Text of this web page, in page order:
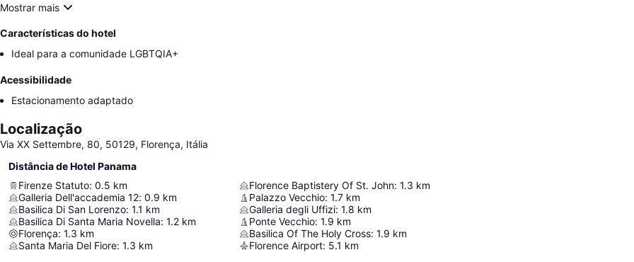
Mostrar mais
Características do hotel
Ideal para a comunidade LGBTQIA+
Acessibilidade
Estacionamento adaptado
Localização
Via XX Settembre, 80, 50129, Florença, Itália
Distância de Hotel Panama
Firenze Statuto: 0.5 km
Galleria Dell'accademia 12: 0.9 km
Basilica Di San Lorenzo: 1.1 km
Basilica Di Santa Maria Novella: 1.2 km
Florença: 1.3 km
Santa Maria Del Fiore: 1.3 km
Florence Baptistery Of St. John: 1.3 km
Palazzo Vecchio: 1.7 km
Galleria degli Uffizi: 1.8 km
Ponte Vecchio: 1.9 km
Basilica Of The Holy Cross: 1.9 km
Florence Airport: 5.1 km